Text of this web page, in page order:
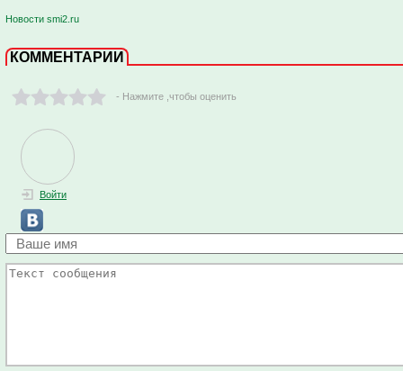
Новости smi2.ru
КОММЕНТАРИИ
- Нажмите ,чтобы оценить
Войти